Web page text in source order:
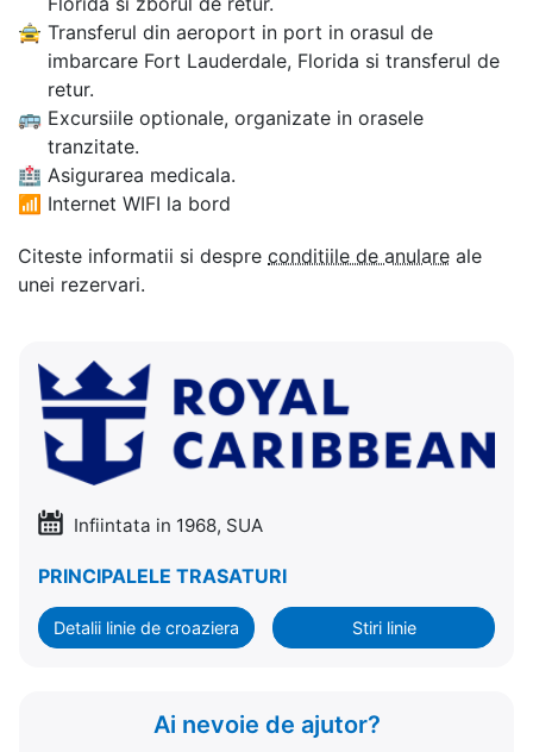
🚖 Transferul din aeroport in port in orasul de
imbarcare Fort Lauderdale, Florida si transferul de
retur.
🚌 Excursiile optionale, organizate in orasele
tranzitate.
🏥 Asigurarea medicala.
📶 Internet WIFI la bord
Citeste informatii si despre conditiile de anulare ale
unei rezervari.
Infiintata in 1968, SUA
PRINCIPALELE TRASATURI
Detalii linie de croaziera Stiri linie
Ai nevoie de ajutor?